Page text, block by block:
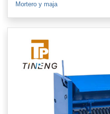
Mortero y maja